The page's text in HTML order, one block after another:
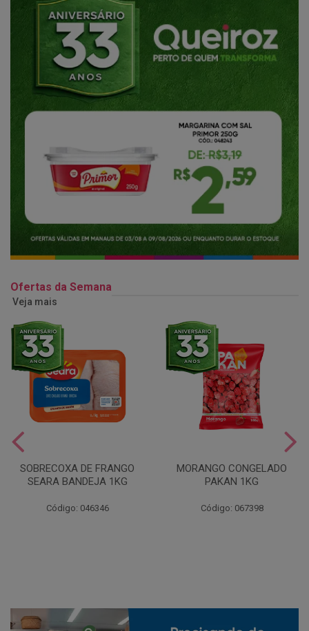
Ofertas da Semana
Veja mais
SOBRECOXA DE FRANGO
SEARA BANDEJA 1KG
Código: 046346
MORANGO CONGELADO
PAKAN 1KG
Código: 067398